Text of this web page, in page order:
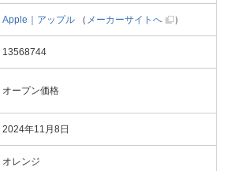
Apple｜アップル （ メーカーサイトへ ）
13568744
オープン価格
2024年11月8日
オレンジ